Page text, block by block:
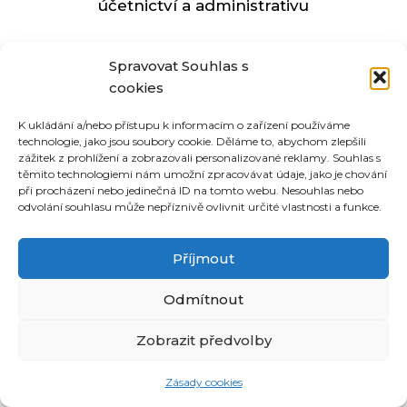
Spravovat Souhlas s
cookies
K ukládání a/nebo přístupu k informacím o zařízení používáme
technologie, jako jsou soubory cookie. Děláme to, abychom zlepšili
zážitek z prohlížení a zobrazovali personalizované reklamy. Souhlas s
těmito technologiemi nám umožní zpracovávat údaje, jako je chování
při procházení nebo jedinečná ID na tomto webu. Nesouhlas nebo
odvolání souhlasu může nepříznivě ovlivnit určité vlastnosti a funkce.
Příjmout
Odmítnout
Zobrazit předvolby
Zásady cookies
účetnictví a administrativu
©CoUvaříme.cz
2026•Kontakt
Související receptové magazíny:
inRecepty24.cz|DomácíDort.cz|Recepter.cz|
DotekSlova.cz|Osobní stránky